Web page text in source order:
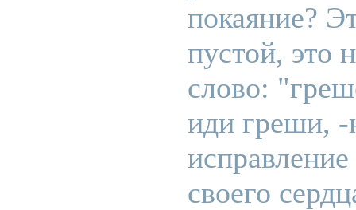
покаяние?
пустой, это
слово:
иди греши, -
своего